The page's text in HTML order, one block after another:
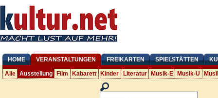
HOME VERANSTALTUNGEN FREIKARTEN SPIELSTÄTTEN
Alle Ausstellung Film Kabarett Kinder Literatur Musik-E Musik-U